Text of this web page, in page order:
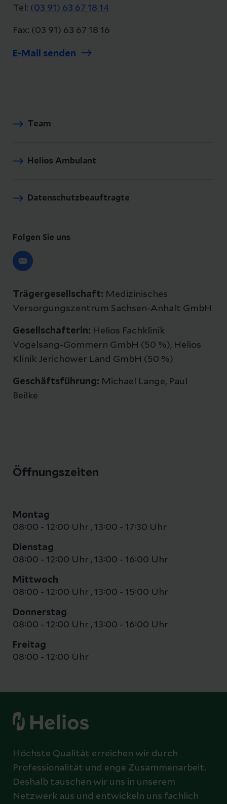
Tel: (03 91) 63 67 18 14
Fax: (03 91) 63 67 18 16
E-Mail senden
Team
Helios Ambulant
Datenschutzbeauftragte
Folgen Sie uns
Trägergesellschaft: Medizinisches
Versorgungszentrum Sachsen-Anhalt GmbH
Gesellschafterin: Helios Fachklinik
Vogelsang-Gommern GmbH (50 %), Helios
Klinik Jerichower Land GmbH (50 %)
Geschäftsführung: Michael Lange, Paul
Beilke
Öffnungszeiten
Montag
08:00 - 12:00 Uhr , 13:00 - 17:30 Uhr
Dienstag
08:00 - 12:00 Uhr , 13:00 - 16:00 Uhr
Mittwoch
08:00 - 12:00 Uhr , 13:00 - 15:00 Uhr
Donnerstag
08:00 - 12:00 Uhr , 13:00 - 16:00 Uhr
Freitag
08:00 - 12:00 Uhr
Höchste Qualität erreichen wir durch
Professionalität und enge Zusammenarbeit.
Deshalb tauschen wir uns in unserem
Netzwerk aus und entwickeln uns fachlich